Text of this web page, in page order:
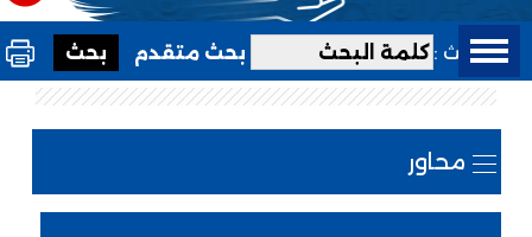
بحث : بحث متقدم
محاور